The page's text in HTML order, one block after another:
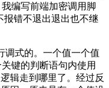
编写前端加密调用脚
报错不退出退出也不继
调式的。一个值一个值
键的判断语句内使用
辑走到哪里了。经过反